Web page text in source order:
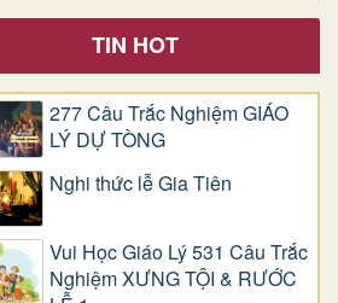
TIN HOT
277 Câu Trắc Nghiệm GIÁO
LÝ DỰ TÒNG
Nghi thức lễ Gia Tiên
Vui Học Giáo Lý 531 Câu Trắc
Nghiệm XƯNG TỘI & RƯỚC